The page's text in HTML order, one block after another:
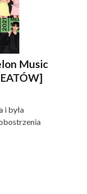
Music
i była